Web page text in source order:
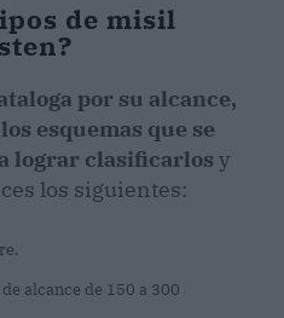
de misil
por su alcance,
esquemas que se
lograr clasificarlos y
los siguientes:
alcance de 150 a 300